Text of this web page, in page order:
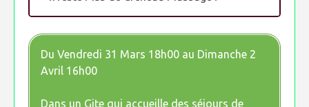
Du Vendredi 31 Mars 18h00 au Dimanche 2
Avril 16h00
Dans un Gite qui accueille des séjours de